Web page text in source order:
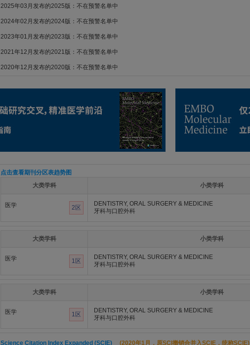
2025年03月发布的2025版：不在预警名单中
2024年02月发布的2024版：不在预警名单中
2023年01月发布的2023版：不在预警名单中
2021年12月发布的2021版：不在预警名单中
2020年12月发布的2020版：不在预警名单中
点击查看期刊分区表趋势图
大类学科
小类学科
医学 2区
DENTISTRY, ORAL SURGERY & MEDICINE
牙科与口腔外科
大类学科 小类学科
医学 1区
DENTISTRY, ORAL SURGERY & MEDICINE
牙科与口腔外科
大类学科 小类学科
医学 1区
DENTISTRY, ORAL SURGERY & MEDICINE
牙科与口腔外科
Science Citation Index Expanded (SCIE) (2020年1月，原SCI撤销合并入SCIE，统称SCIE)